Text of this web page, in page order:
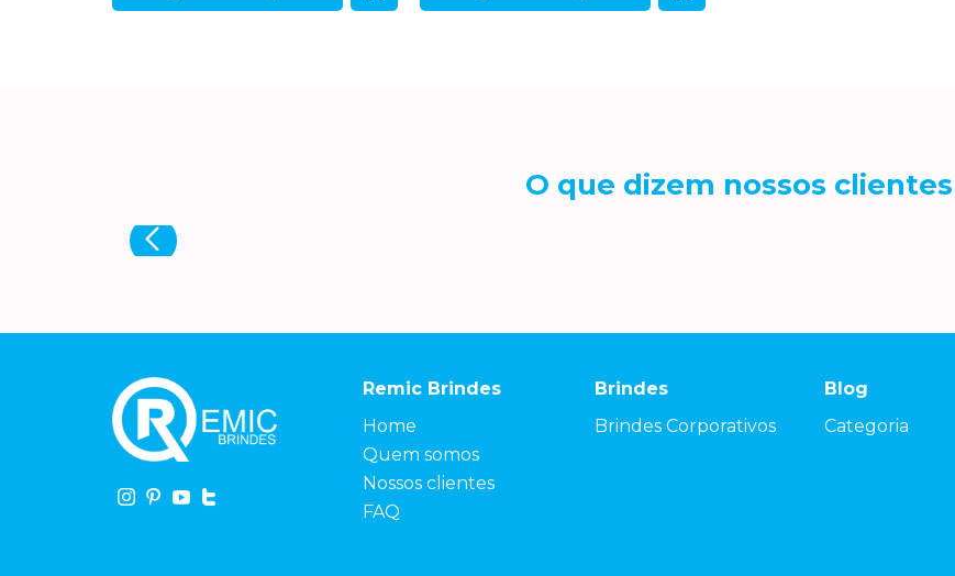
O que dizem nossos clientes
Remic Brindes
Home
Quem somos
Nossos clientes
FAQ
Brindes
Brindes Corporativos
Blog
Categoria